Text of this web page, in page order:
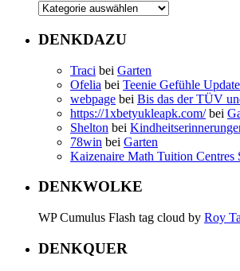
DENKDAZU
Traci bei Garten
Ofelia bei Teenie Gefühle
webpage bei Bis das der TÜV
https://1xbetyukleapk.com/bei
Shelton bei
78win bei Garten
Kaizenaire Math Tuition Centres
DENKWOLKE
WP Cumulus Flash tag cloud by Roy
DENKQUER